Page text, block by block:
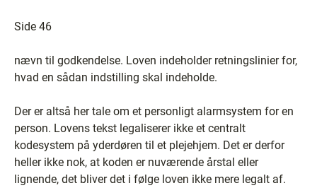
Side 46
nævn til godkendelse. Loven indeholder retningslinier for,
hvad en sådan indstilling skal indeholde.
Der er altså her tale om et personligt alarmsystem for en
person. Lovens tekst legaliserer ikke et centralt
kodesystem på yderdøren til et plejehjem. Det er derfor
heller ikke nok, at koden er nuværende årstal eller
lignende, det bliver det i følge loven ikke mere legalt af.